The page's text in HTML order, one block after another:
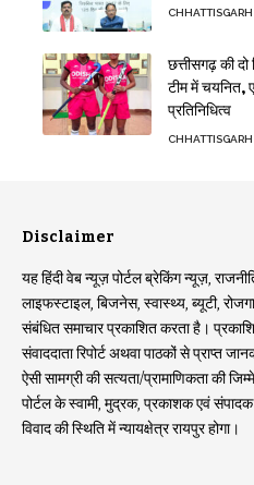
CHHATTISGARH
छत्तीसगढ़ की दो
टीम में चयनित,
प्रतिनिधित्व
CHHATTISGARH
Disclaimer
यह हिंदी वेब न्यूज़ पोर्टल ब्रेकिंग न्यूज़,
लाइफस्टाइल, बिजनेस, स्वास्थ्य, ब्यूटी,
संबंधित समाचार प्रकाशित करता है।
संवाददाता रिपोर्ट अथवा पाठकों से प्राप्त
ऐसी सामग्री की सत्यता/प्रामाणिकता की
पोर्टल के स्वामी, मुद्रक, प्रकाशक एवं संपादक
विवाद की स्थिति में न्यायक्षेत्र रायपुर होगा।